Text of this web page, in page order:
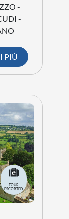
-
-
PIÙ
TOUR
ESCORTED